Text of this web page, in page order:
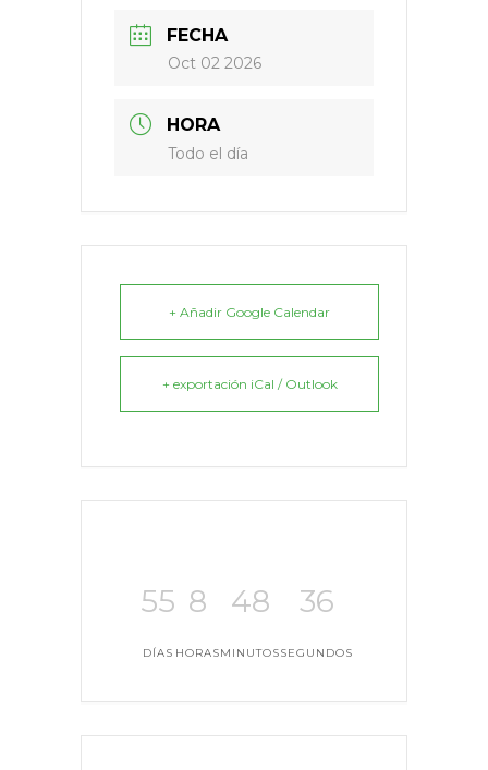
FECHA
Oct 02 2026
HORA
Todo el día
+ Añadir Google Calendar
+ exportación iCal / Outlook
55
DÍAS
8
HORAS
48
MINUTOS
35
SEGUNDOS